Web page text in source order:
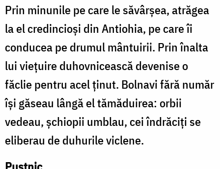
Prin minunile pe care le săvârșea, atrăgea
la el credincioși din Antiohia, pe care îi
conducea pe drumul mântuirii. Prin înalta
lui viețuire duhovnicească devenise o
făclie pentru acel ținut. Bolnavi fără număr
își găseau lângă el tămăduirea: orbii
vedeau, șchiopii umblau, cei îndrăciți se
eliberau de duhurile viclene.